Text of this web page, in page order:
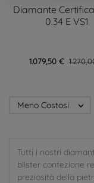
Diamante
0.34 E VS1
1.079,50 €
Meno Costosi 
Tutti i nostri
blister confezione
preziosità della